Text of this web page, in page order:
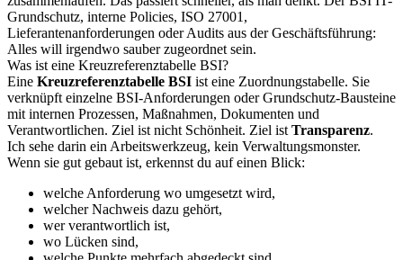
Grundschutz, interne Policies, ISO 27001,
Lieferantenanforderungen oder Audits aus der Geschäftsführung:
Alles will irgendwo sauber zugeordnet sein.
Was ist eine Kreuzreferenztabelle BSI?
Eine Kreuzreferenztabelle BSI ist eine Zuordnungstabelle. Sie
verknüpft einzelne BSI-Anforderungen oder Grundschutz-Bausteine
mit internen Prozessen, Maßnahmen, Dokumenten und
Verantwortlichen. Ziel ist nicht Schönheit. Ziel ist Transparenz.
Ich sehe darin ein Arbeitswerkzeug, kein Verwaltungsmonster.
Wenn sie gut gebaut ist, erkennst du auf einen Blick:
welche Anforderung wo umgesetzt wird,
welcher Nachweis dazu gehört,
wer verantwortlich ist,
wo Lücken sind,